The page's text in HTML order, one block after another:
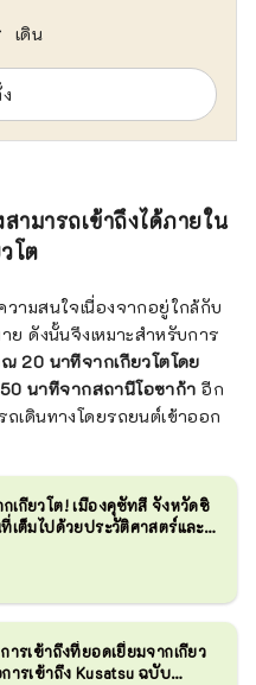
เดิน
ามารถเข้าถึงได้ภายใน
โต
ามสนใจเนื่องจากอยู่ใกล้กับ
ย ดังนั้นจึงเหมาะสำหรับการ
20 นาทีจากเกียวโตโดย
นาทีจากสถานีโอซาก้า อีก
เดินทางโดยรถยนต์เข้าออก
เกียวโต! เมืองคุซัทสึ จังหวัดชิ
เต็มไปด้วยประวัติศาสตร์และ
รเข้าถึงที่ยอดเยี่ยมจากเกียว
ารเข้าถึง Kusatsu ฉบับ